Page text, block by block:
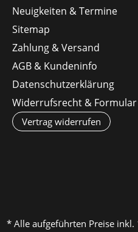
Neuigkeiten & Termine
Sitemap
Zahlung & Versand
AGB & Kundeninfo
Datenschutzerklärung
Widerrufsrecht & Formular
Vertrag widerrufen
* Alle aufgeführten Preise